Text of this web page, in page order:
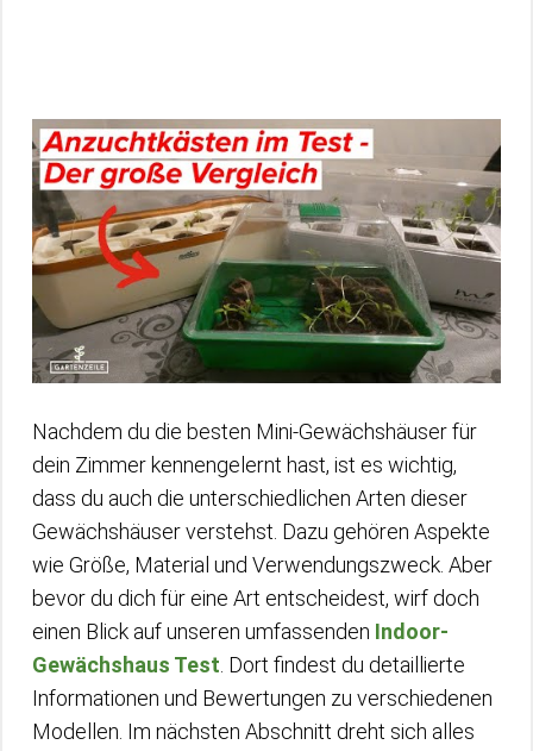
Nachdem du die besten Mini-Gewächshäuser für
dein Zimmer kennengelernt hast, ist es wichtig,
dass du auch die unterschiedlichen Arten dieser
Gewächshäuser verstehst. Dazu gehören Aspekte
wie Größe, Material und Verwendungszweck. Aber
bevor du dich für eine Art entscheidest, wirf doch
einen Blick auf unseren umfassenden Indoor-
Gewächshaus Test . Dort findest du detaillierte
Informationen und Bewertungen zu verschiedenen
Modellen. Im nächsten Abschnitt dreht sich alles